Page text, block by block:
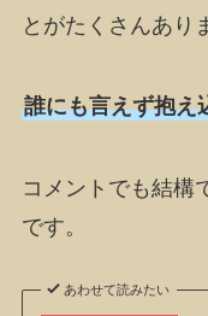
とがたくさんあり
誰にも言えず抱え
コメントでも結構
です。
あわせて読みたい